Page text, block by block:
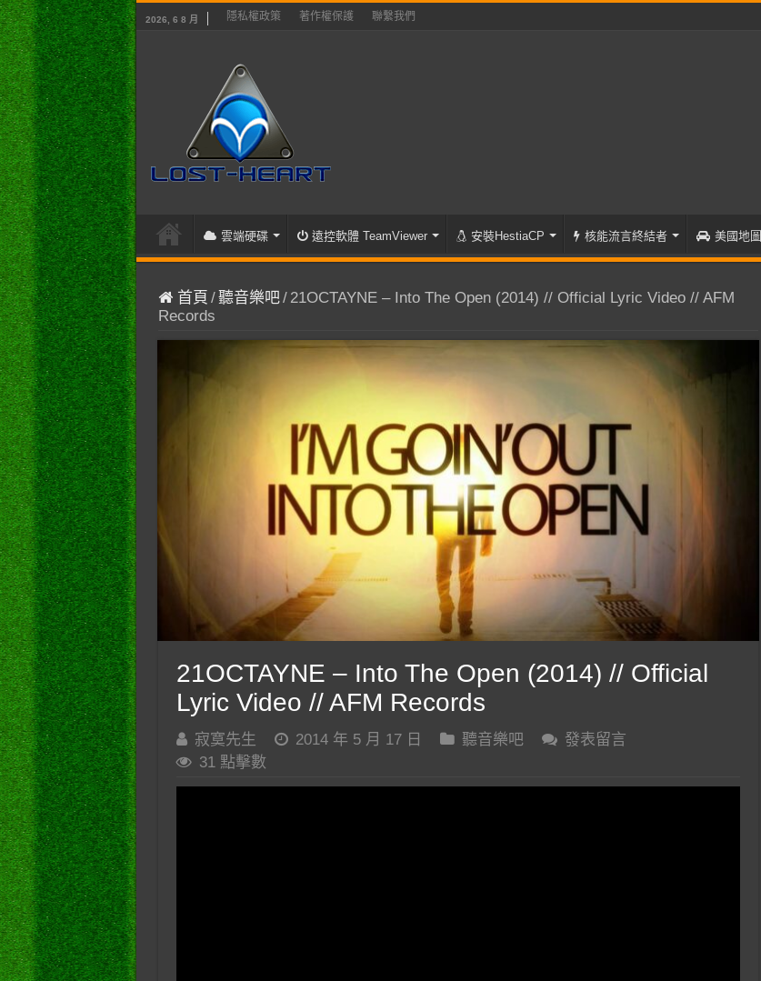
2026, 6 8 月 隱私權政策 著作權保護 聯繫我們
雲端硬碟 遠控軟體 TeamViewer 安裝HestiaCP 核能流言終結者 美國地圖
首頁 /聽音樂吧/ 21OCTAYNE – Into The Open (2014) // Official Lyric Video // AFM
Records
21OCTAYNE – Into The Open (2014) // Official
Lyric Video // AFM Records
寂寞先生 2014 年 5 月 17 日 聽音樂吧
發表留言
31 點擊數